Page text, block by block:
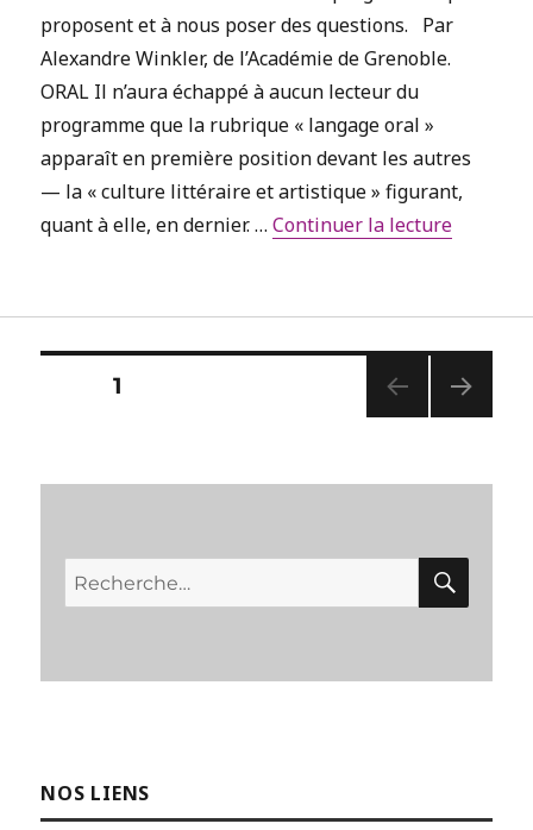
proposent et à nous poser des questions. Par
Alexandre Winkler, de l’Académie de Grenoble.
ORAL Il n’aura échappé à aucun lecteur du
programme que la rubrique « langage oral »
apparaît en première position devant les autres
— la « culture littéraire et artistique » figurant,
quant à elle, en dernier. …Continuer la lecturede « Les
Pagination
PAGE1
Recherche
pour :
NOS LIENS